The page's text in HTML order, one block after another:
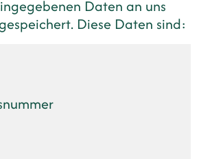
Daten an uns
Diese Daten sind: